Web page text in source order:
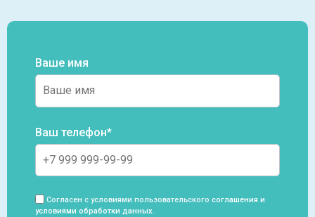
Ваше имя
Ваш телефон*
Согласен с условиями пользовательского соглашения и
условиями обработки данных.